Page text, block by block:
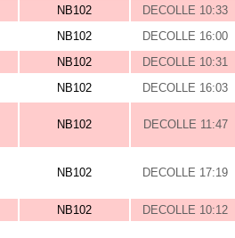
NB102 DECOLLE 10:33
NB102 DECOLLE 16:00
NB102 DECOLLE 10:31
NB102 DECOLLE 16:03
NB102 DECOLLE 11:47
NB102 DECOLLE 17:19
NB102 DECOLLE 10:12